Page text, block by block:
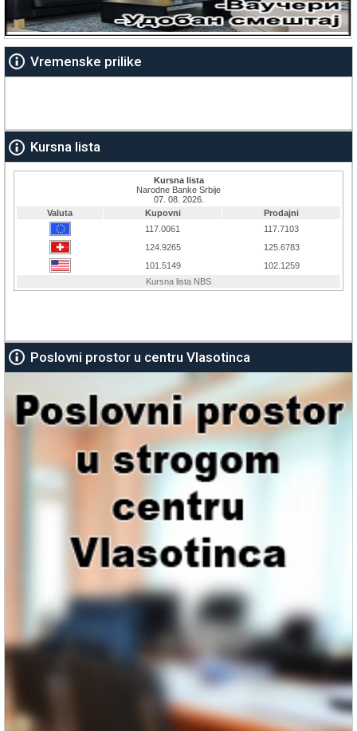
Vremenske prilike
Kursna lista
Poslovni prostor u centru Vlasotinca